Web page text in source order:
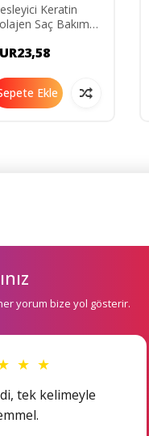
Keratin
Saç Bakım
Ekle
yorum bize yol gösterir.
★ ★
tek kelimeyle